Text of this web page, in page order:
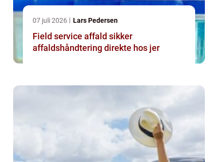
07 juli 2026 Lars Pedersen
Field service affald sikker
affaldshåndtering direkte hos jer